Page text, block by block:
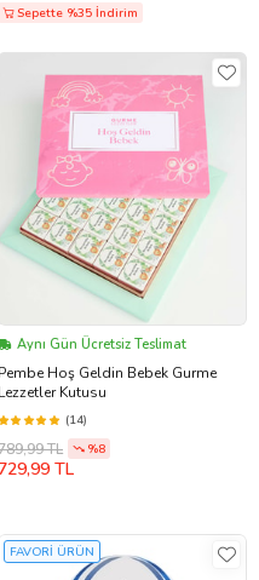
Sepette %35 İndirim
Aynı Gün Ücretsiz Teslimat
Pembe Hoş Geldin Bebek Gurme
Lezzetler Kutusu
(14)
TL %8
TL
FAVORİ ÜRÜN